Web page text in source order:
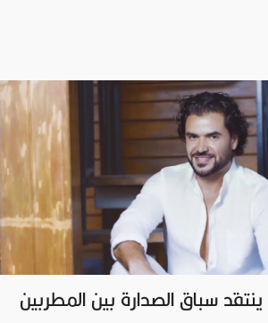
سباق الصدارة بين المطربين